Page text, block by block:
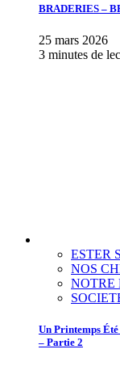
BRADERIES –
25 mars 2026
3 minutes de
ESTER
NOS
NOTRE
Un Printemps
– Partie 2